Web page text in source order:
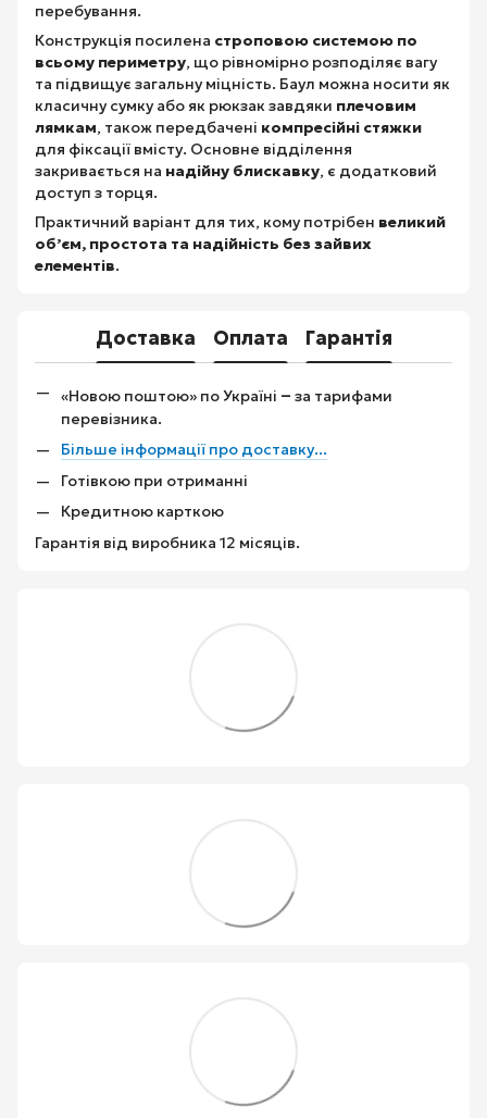
перебування.
Конструкція посилена строповою системою по
всьому периметру, що рівномірно розподіляє вагу
та підвищує загальну міцність. Баул можна носити як
класичну сумку або як рюкзак завдяки плечовим
лямкам, також передбачені компресійні стяжки
для фіксації вмісту. Основне відділення
закривається на надійну блискавку, є додатковий
доступ з торця.
Практичний варіант для тих, кому потрібен великий
об’єм, простота та надійність без зайвих
елементів.
Доставка Оплата Гарантія
«Новою поштою» по Україні – за тарифами
перевізника.
Більше інформації про доставку...
Готівкою при отриманні
Кредитною карткою
Гарантія від виробника 12 місяців.